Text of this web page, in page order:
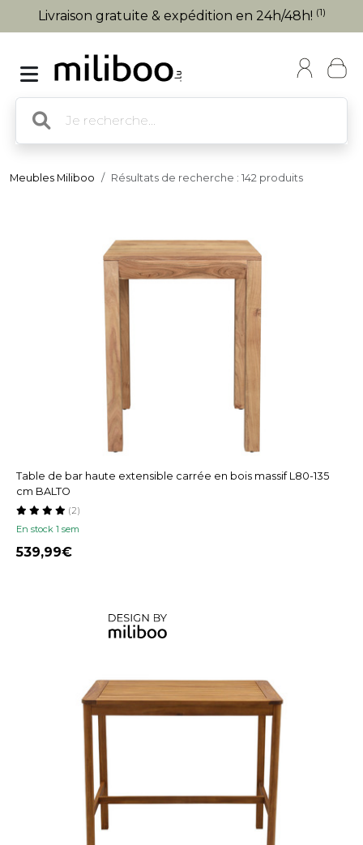
Livraison gratuite & expédition en 24h/48h! (1)
Meubles Miliboo Résultats de recherche : 142 produits
Table de bar haute extensible carrée en bois massif L80-135
cm BALTO
En stock 1 sem
(2)
539,99